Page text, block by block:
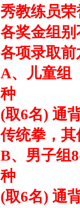
秀教练员荣
各奖金组
各项录取
A、儿童组
种
(取6名) 通
传统拳，
B、男子组
种
(取6名) 通